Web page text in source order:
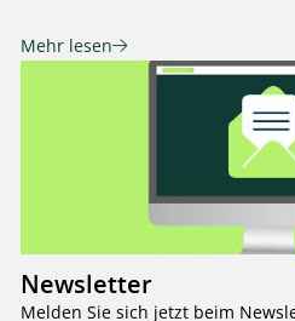
Mehr lesen
Newsletter
Melden Sie sich jetzt beim